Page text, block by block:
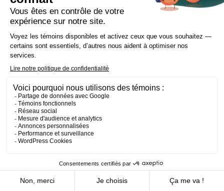
1 mai 2023
Dispositif de consignation électronique – enfin
arrivée !
Publication Droit des transports
28 avril 2023
Commentaire sur la décision Dang c. Industrielle
Alliance, Assurance auto et habitation inc. –
Notion de propriétaire occupant et mise au
point concernant l’aggravation et l’exclusion de
Publication